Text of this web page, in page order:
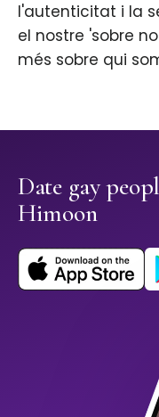
l'autenticitat i la
el nostre 'sobre
més sobre qui
Date gay
Himoon